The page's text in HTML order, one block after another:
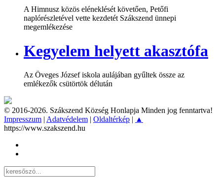
A Himnusz közös eléneklését követően, Petőfi
naplórészletével vette kezdetét Szákszend ünnepi
megemlékezése
Kegyelem helyett akasztófa
Az Öveges József iskola aulájában gyűltek össze az
emlékezők csütörtök délután
© 2016-2026. Szákszend Község Honlapja Minden jog fenntartva!
Impresszum | Adatvédelem | Oldaltérkép | ▲
https://www.szakszend.hu